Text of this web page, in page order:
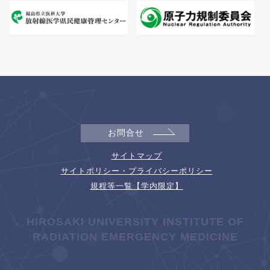
お問合せ
サイトマップ
サイトポリシー・プライバシーポリシー
規程等一覧【学内限定】
HIROSAKI UNIVERSITY INSTITUTE OF
RADIATION EMERGENCY MEDICINE